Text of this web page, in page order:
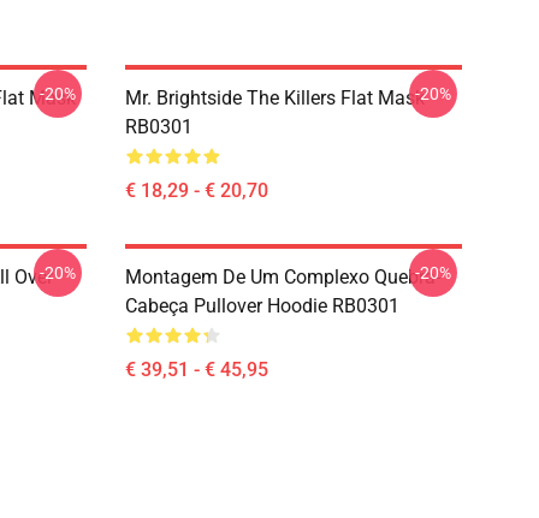
Mask
-20%
Mr. Brightside The Killers Flat Mask
RB0301
€ 18,29 - € 20,70
-20%
Over-20%
Montagem De Um Complexo Quebra-
Cabeça Pullover Hoodie RB0301
€ 39,51 - € 45,95
-20%